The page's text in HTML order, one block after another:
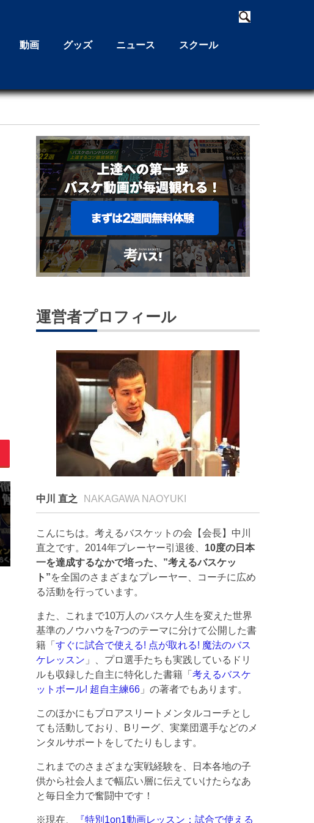
動画 グッズ ニュース スクール
運営者プロフィール
中川 直之 NAKAGAWA NAOYUKI
こんにちは。考えるバスケットの会【会長】中川
直之です。2014年プレーヤー引退後、 10度の日本
一を達成するなかで培った、”考えるバスケッ
ト”を全国のさまざまなプレーヤー、コーチに広め
る活動を行っています。
また、これまで10万人のバスケ人生を変えた世界
基準のノウハウを7つのテーマに分けて公開した書
籍「すぐに試合で使える! 点が取れる! 魔法のバス
ケレッスン 」、プロ選手たちも実践しているドリ
ルも収録した自主に特化した書籍「考えるバスケ
ットボール! 超自主練66 」の著者でもあります。
このほかにもプロアスリートメンタルコーチとし
ても活動しており、Bリーグ、実業団選手などのメ
ンタルサポートをしてたりもします。
これまでのさまざまな実戦経験を、日本各地の子
供から社会人まで幅広い層に伝えていけたらなあ
と毎日全力で奮闘中です！
※現在、 『特別1on1動画レッスン：試合で使える